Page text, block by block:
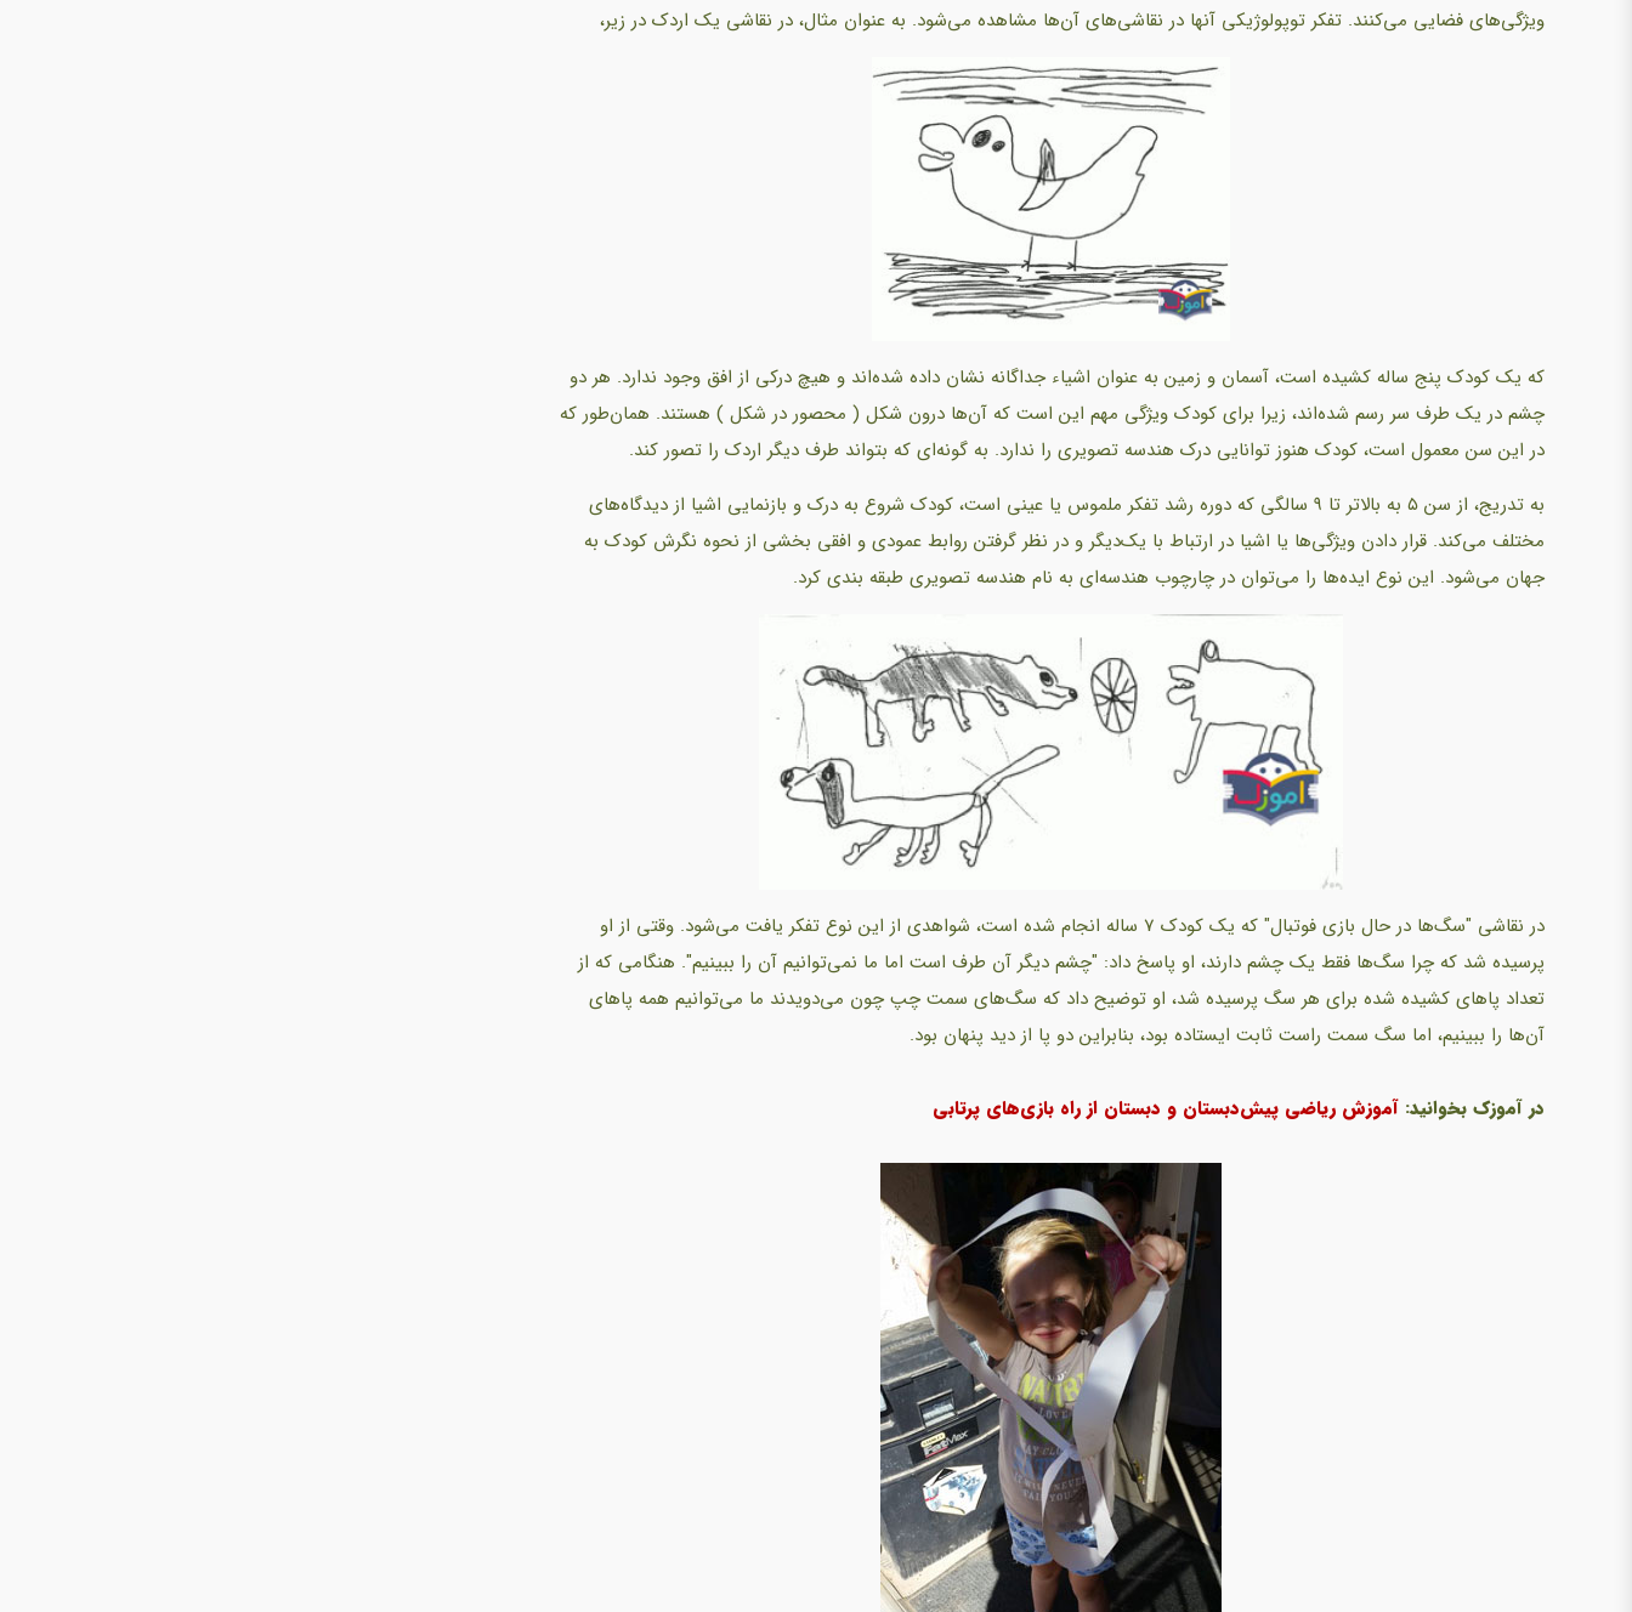
ویژگی‌های فضایی می‌کنند. تفکر توپولوژیکی آنها در نقاشی‌های آن‌ها مشاهده می‌شود. به عنوان مثال، در نقاشی یک اردک در زیر،
که یک کودک پنج ساله کشیده است، آسمان و زمین به عنوان اشیاء جداگانه نشان داده شده‌اند و هیچ درکی از افق وجود ندارد. هر دو
چشم در یک طرف سر رسم شده‌اند، زیرا برای کودک ویژگی مهم این است که آن‌ها درون شکل ( محصور در شکل ) هستند. همان‌طور که
در این سن معمول است، کودک هنوز توانایی درک هندسه تصویری را ندارد. به گونه‌ای که بتواند طرف دیگر اردک را تصور کند.
به تدریج، از سن ۵ به بالاتر تا ۹ سالگی که دوره رشد تفکر ملموس یا عینی است، کودک شروع به درک و بازنمایی اشیا از دیدگاه‌های
مختلف می‌کند. قرار دادن ویژگی‌ها یا اشیا در ارتباط با یک‌دیگر و در نظر گرفتن روابط عمودی و افقی بخشی از نحوه نگرش کودک به
جهان می‌شود. این نوع ایده‌ها را می‌توان در چارچوب هندسه‌ای به نام هندسه تصویری طبقه بندی کرد.
در نقاشی "سگ‌ها در حال بازی فوتبال" که یک کودک 7 ساله انجام شده است، شواهدی از این نوع تفکر یافت می‌شود. وقتی از او
پرسیده شد که چرا سگ‌ها فقط یک چشم دارند، او پاسخ داد: "چشم دیگر آن طرف است اما ما نمی‌توانیم آن را ببینیم". هنگامی که از
تعداد پاهای کشیده شده برای هر سگ پرسیده شد، او توضیح داد که سگ‌های سمت چپ چون می‌دویدند ما می‌توانیم همه پاهای
آن‌ها را ببینیم، اما سگ سمت راست ثابت ایستاده بود، بنابراین دو پا از دید پنهان بود.
در آموزک بخوانید: آموزش ریاضی پیش‌دبستان و دبستان از راه بازی‌های پرتابی